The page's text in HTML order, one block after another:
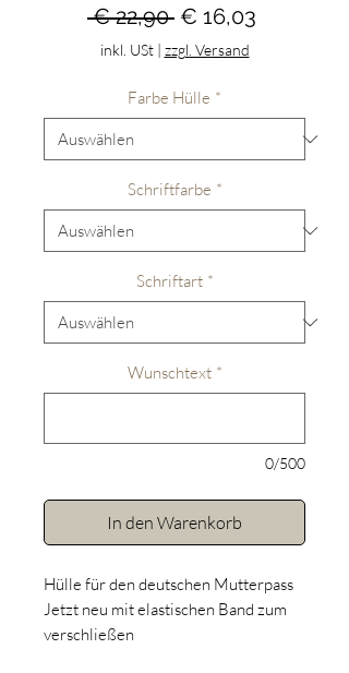
€ 22,90 Standardpreis
€ 16,03
inkl. USt| zzgl. Versand
Farbe Hülle *
Schriftfarbe *
Schriftart *
Wunschtext *
0/500
In den Warenkorb
Hülle für den deutschen Mutterpass
Jetzt neu mit elastischen Band zum
verschließen